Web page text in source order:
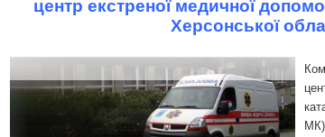
центр екстреної медичної
Херсонської
МК)